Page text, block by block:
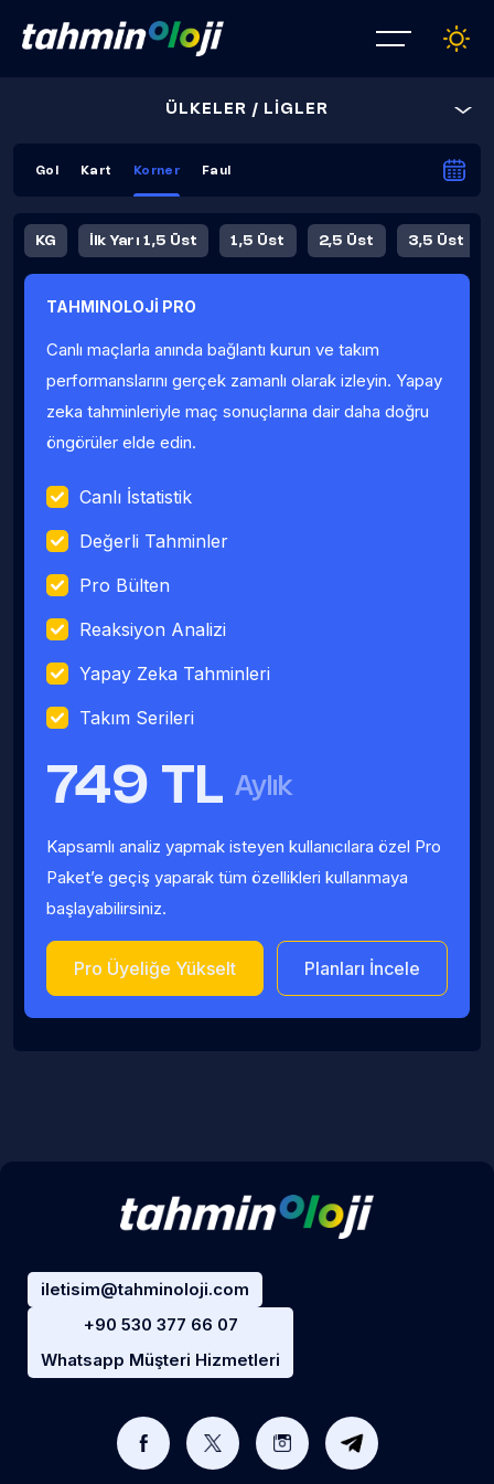
ÜLKELER / LİGLER
Gol Kart Korner Faul
KG İlk Yarı 1,5 Üst 1,5 Üst 2,5 Üst 3,5 Üst
Fauller Ortalama
TAHMINOLOJİ PRO
Canlı maçlarla anında bağlantı kurun ve takım
performanslarını gerçek zamanlı olarak izleyin. Yapay
zeka tahminleriyle maç sonuçlarına dair daha doğru
öngörüler elde edin.
Canlı İstatistik
Değerli Tahminler
Pro Bülten
Reaksiyon Analizi
Yapay Zeka Tahminleri
Takım Serileri
749 TL Aylık
Kapsamlı analiz yapmak isteyen kullanıcılara özel Pro
Paket’e geçiş yaparak tüm özellikleri kullanmaya
başlayabilirsiniz.
Pro Üyeliğe Yükselt Planları İncele
iletisim@tahminoloji.com
+90 530 377 66 07
Whatsapp Müşteri Hizmetleri